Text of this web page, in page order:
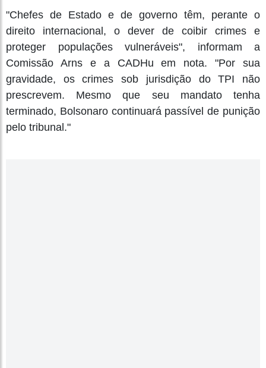
"Chefes de Estado e de governo têm, perante o
direito internacional, o dever de coibir crimes e
proteger populações vulneráveis", informam a
Comissão Arns e a CADHu em nota. "Por sua
gravidade, os crimes sob jurisdição do TPI não
prescrevem. Mesmo que seu mandato tenha
terminado, Bolsonaro continuará passível de punição
pelo tribunal."